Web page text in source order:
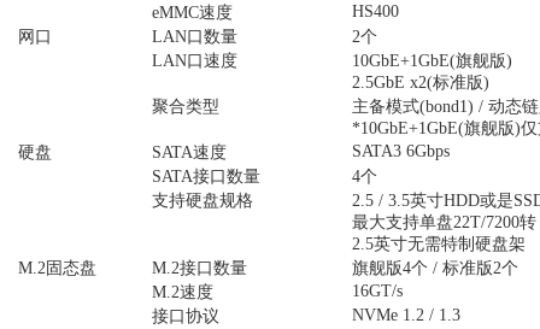
eMMC速度
HS400
网口
LAN口数量
2个
LAN口速度
10GbE+1GbE(旗舰版)
2.5GbE x2(标准版)
聚合类型
主备模式(bond1) / 动态
*10GbE+1GbE(旗舰版)
硬盘
SATA速度
SATA3 6Gbps
SATA接口数量
4个
支持硬盘规格
2.5 / 3.5英寸HDD或是
最大支持单盘22T/7200转
2.5英寸无需特制硬盘架
M.2固态盘
M.2接口数量
旗舰版4个 / 标准版2个
M.2速度
16GT/s
接口协议
NVMe 1.2 / 1.3